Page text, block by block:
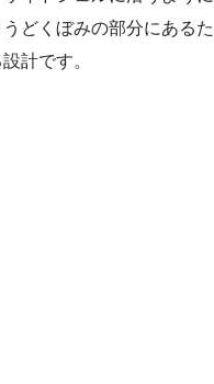
どくぼみの部分にあるた
計です。